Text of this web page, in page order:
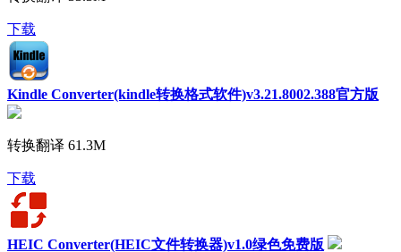
下载
Kindle Converter(kindle转换格式软件)v3.21.8002.388官方版
转换翻译 61.3M
下载
HEIC Converter(HEIC文件转换器)v1.0绿色免费版